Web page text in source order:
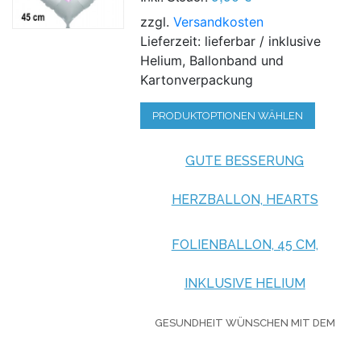
zzgl.Versandkosten
Lieferzeit: lieferbar / inklusive
Helium, Ballonband und
Kartonverpackung
PRODUKTOPTIONEN WÄHLEN
GUTE BESSERUNG
HERZBALLON, HEARTS
FOLIENBALLON, 45 CM,
INKLUSIVE HELIUM
GESUNDHEIT WÜNSCHEN MIT DEM